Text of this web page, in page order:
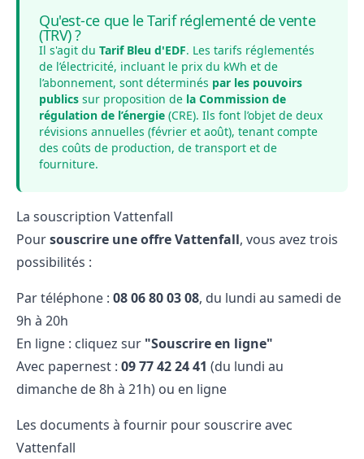
Qu'est-ce que le Tarif réglementé de vente
(TRV) ?
Il s'agit du Tarif Bleu d'EDF. Les tarifs réglementés
de l’électricité, incluant le prix du kWh et de
l’abonnement, sont déterminés par les pouvoirs
publics sur proposition de la Commission de
régulation de l’énergie (CRE). Ils font l’objet de deux
révisions annuelles (février et août), tenant compte
des coûts de production, de transport et de
fourniture.
La souscription Vattenfall
Poursouscrire une offre Vattenfall, vous avez trois
possibilités :
Par téléphone : 08​ 06​ 80​ 03​ 08, du lundi au samedi de
9h à 20h
En ligne : cliquez sur "Souscrire en ligne"
Avec papernest : 09 77 42 24 41 (du lundi au
dimanche de 8h à 21h) ou en ligne
Les documents à fournir pour souscrire avec
Vattenfall